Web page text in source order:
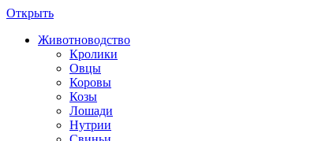
Открыть
Животноводство
Кролики
Овцы
Коровы
Козы
Лошади
Нутрии